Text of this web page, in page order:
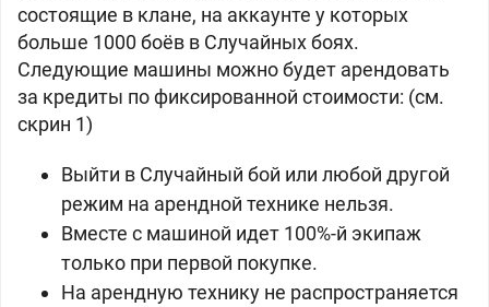
состоящие в клане, на аккаунте у которых
больше 1000 боёв в Случайных боях.
Следующие машины можно будет арендовать
за кредиты по фиксированной стоимости: (см.
скрин 1)
Выйти в Случайный бой или любой другой
режим на арендной технике нельзя.
Вместе с машиной идет 100%-й экипаж
только при первой покупке.
На арендную технику не распространяется